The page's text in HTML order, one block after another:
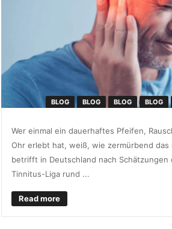
BLOG BLOG BLOG BLOG
Wer einmal ein dauerhaftes Pfeifen,
Ohr erlebt hat, weiß, wie zermürbend das
betrifft in Deutschland nach Schätzungen
Tinnitus-Liga rund ...
Read more